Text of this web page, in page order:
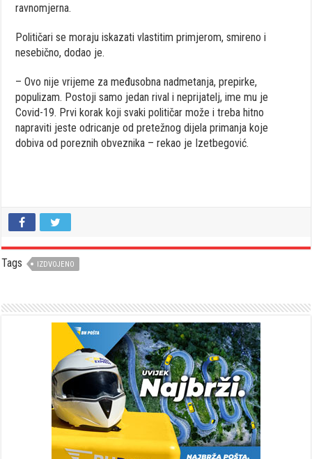
ravnomjerna.
Političari se moraju iskazati vlastitim primjerom, smireno i
nesebično, dodao je.
– Ovo nije vrijeme za međusobna nadmetanja, prepirke,
populizam. Postoji samo jedan rival i neprijatelj, ime mu je
Covid-19. Prvi korak koji svaki političar može i treba hitno
napraviti jeste odricanje od pretežnog dijela primanja koje
dobiva od poreznih obveznika – rekao je Izetbegović.
Tags IZDVOJENO